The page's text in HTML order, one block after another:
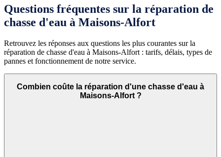
Questions fréquentes sur la réparation de
chasse d'eau à Maisons-Alfort
Retrouvez les réponses aux questions les plus courantes sur la
réparation de chasse d'eau à Maisons-Alfort : tarifs, délais, types de
pannes et fonctionnement de notre service.
Combien coûte la réparation d'une chasse d'eau à
Maisons-Alfort ?